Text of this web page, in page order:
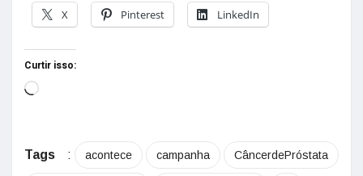
X Pinterest LinkedIn
Curtir isso:
Tags : acontece campanha CâncerdePróstata